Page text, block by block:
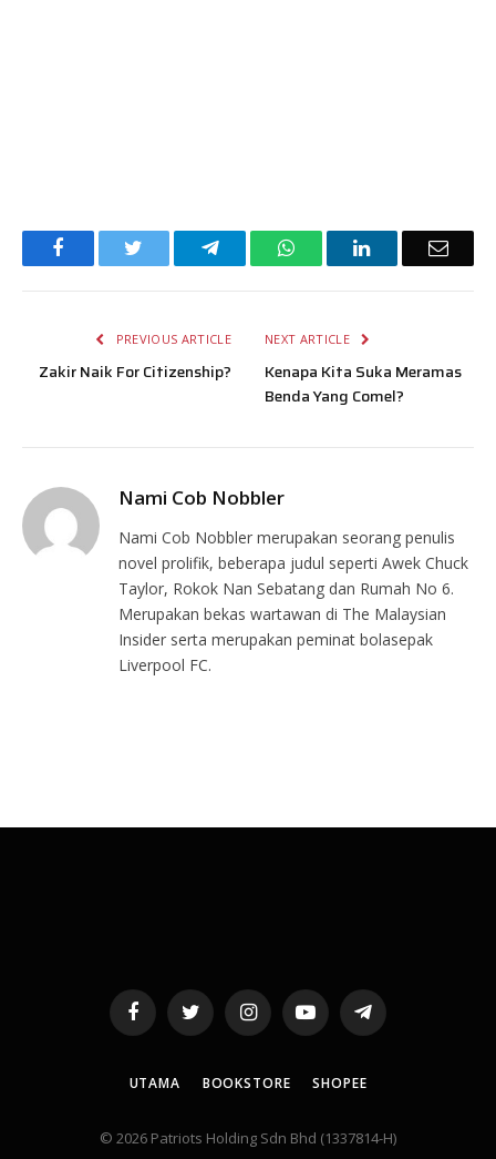
Facebook TelegramWhatsAppLinkedIn Email
PREVIOUS ARTICLE
Zakir Naik For Citizenship?
NEXT ARTICLE
Kenapa Kita Suka Meramas
Benda Yang Comel?
Nami Cob Nobbler
Nami Cob Nobbler merupakan seorang penulis
novel prolifik, beberapa judul seperti Awek Chuck
Taylor, Rokok Nan Sebatang dan Rumah No 6.
Merupakan bekas wartawan di The Malaysian
Insider serta merupakan peminat bolasepak
Liverpool FC.
FacebookTwitter InstagramYouTubeTelegram
UTAMA BOOKSTORE SHOPEE
© 2026 Patriots Holding Sdn Bhd (1337814-H)